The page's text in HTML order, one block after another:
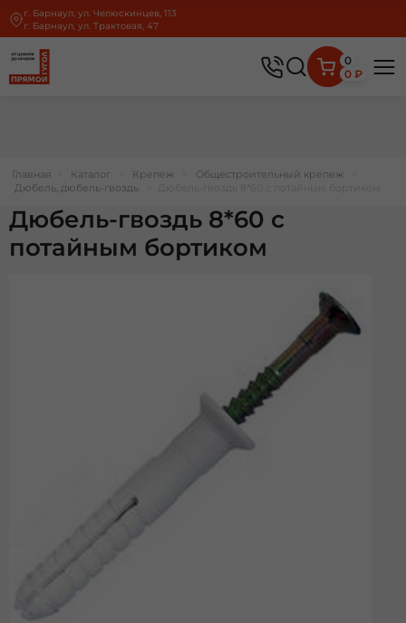
г. Барнаул, ул. Челюскинцев, 113
г. Барнаул, ул. Трактовая, 47
0
0 ₽
Главная Каталог Крепеж Общестроительный крепеж
Дюбель, дюбель-гвоздь
Дюбель-гвоздь 8*60 с
потайным бортиком